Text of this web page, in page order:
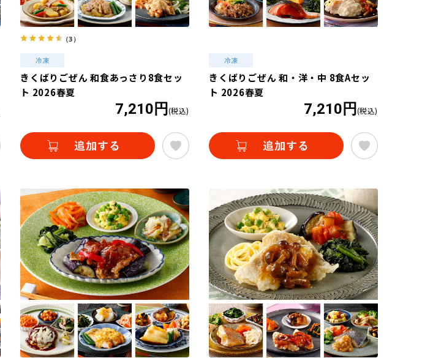
（3）
きくばりごぜん 和食あっさり8食セッ
ト 2026春夏
7,210円 (税込)
きくばりごぜん 和・洋・中 8食Aセッ
ト 2026春夏
7,210円 (税込)